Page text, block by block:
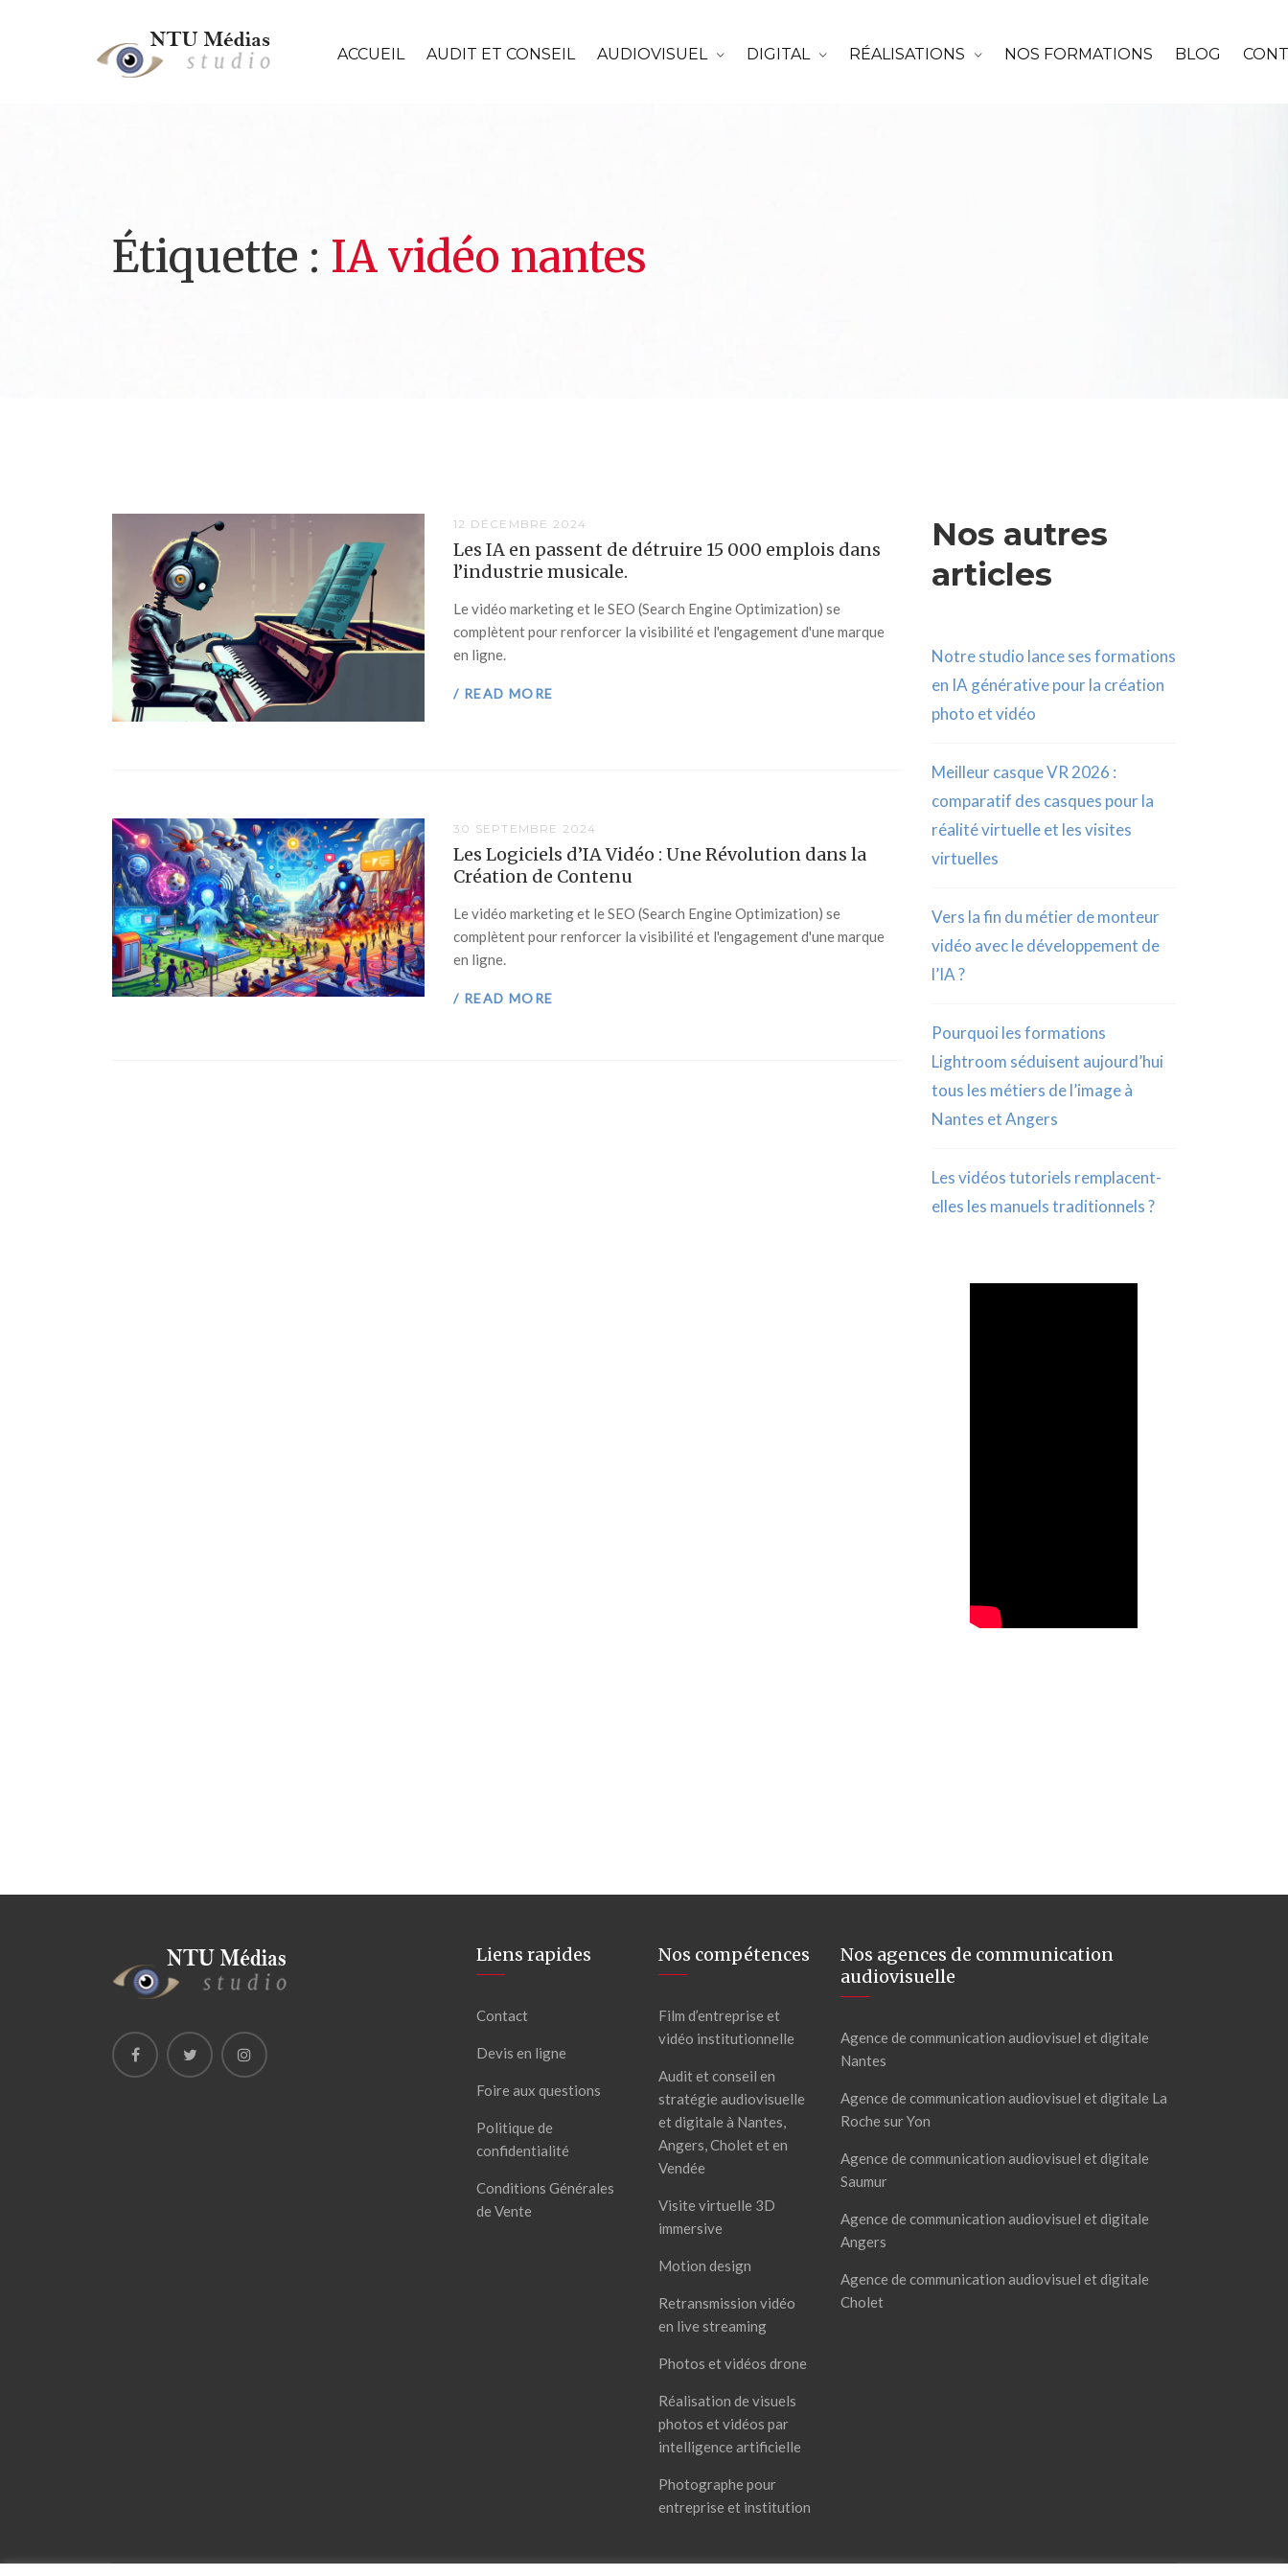
ACCUEIL AUDIT ET CONSEIL AUDIOVISUEL DIGITAL RÉALISATIONS NOS FORMATIONS BLOG
Étiquette : IA vidéo nantes
12 DÉCEMBRE 2024
Les IA en passent de détruire 15 000 emplois dans
l’industrie musicale.
Le vidéo marketing et le SEO (Search Engine Optimization) se
complètent pour renforcer la visibilité et l'engagement d'une marque
en ligne.
/ READ MORE
30 SEPTEMBRE 2024
Les Logiciels d’IA Vidéo : Une Révolution dans la
Création de Contenu
Le vidéo marketing et le SEO (Search Engine Optimization) se
complètent pour renforcer la visibilité et l'engagement d'une marque
en ligne.
/ READ MORE
Nos autres
articles
Notre studio lance ses formations
en IA générative pour la création
photo et vidéo
Meilleur casque VR 2026 :
comparatif des casques pour la
réalité virtuelle et les visites
virtuelles
Vers la fin du métier de monteur
vidéo avec le développement de
l’IA ?
Pourquoi les formations
Lightroom séduisent aujourd’hui
tous les métiers de l’image à
Nantes et Angers
Les vidéos tutoriels remplacent-
elles les manuels traditionnels ?
Liens rapides
Contact
Devis en ligne
Foire aux questions
Politique de
confidentialité
Conditions Générales
de Vente
Nos compétences
Film d’entreprise et
vidéo institutionnelle
Audit et conseil en
stratégie audiovisuelle
et digitale à Nantes,
Angers, Cholet et en
Vendée
Visite virtuelle 3D
immersive
Motion design
Retransmission vidéo
en live streaming
Photos et vidéos drone
Réalisation de visuels
photos et vidéos par
intelligence artificielle
Photographe pour
entreprise et institution
Nos agences de communication
audiovisuelle
Agence de communication audiovisuel et digitale
Nantes
Agence de communication audiovisuel et digitale La
Roche sur Yon
Agence de communication audiovisuel et digitale
Saumur
Agence de communication audiovisuel et digitale
Angers
Agence de communication audiovisuel et digitale
Cholet